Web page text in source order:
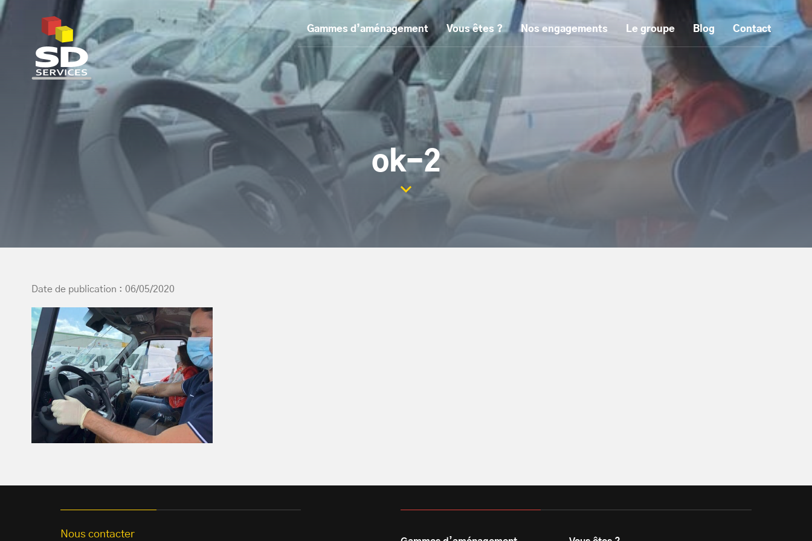
SD Services
Gammes d’aménagement Vous êtes ? Nos engagements Le groupe Blog Contact
ok-2
Scroller la page vers le contenu principal
Date de publication : 06/05/2020
Nous contacter